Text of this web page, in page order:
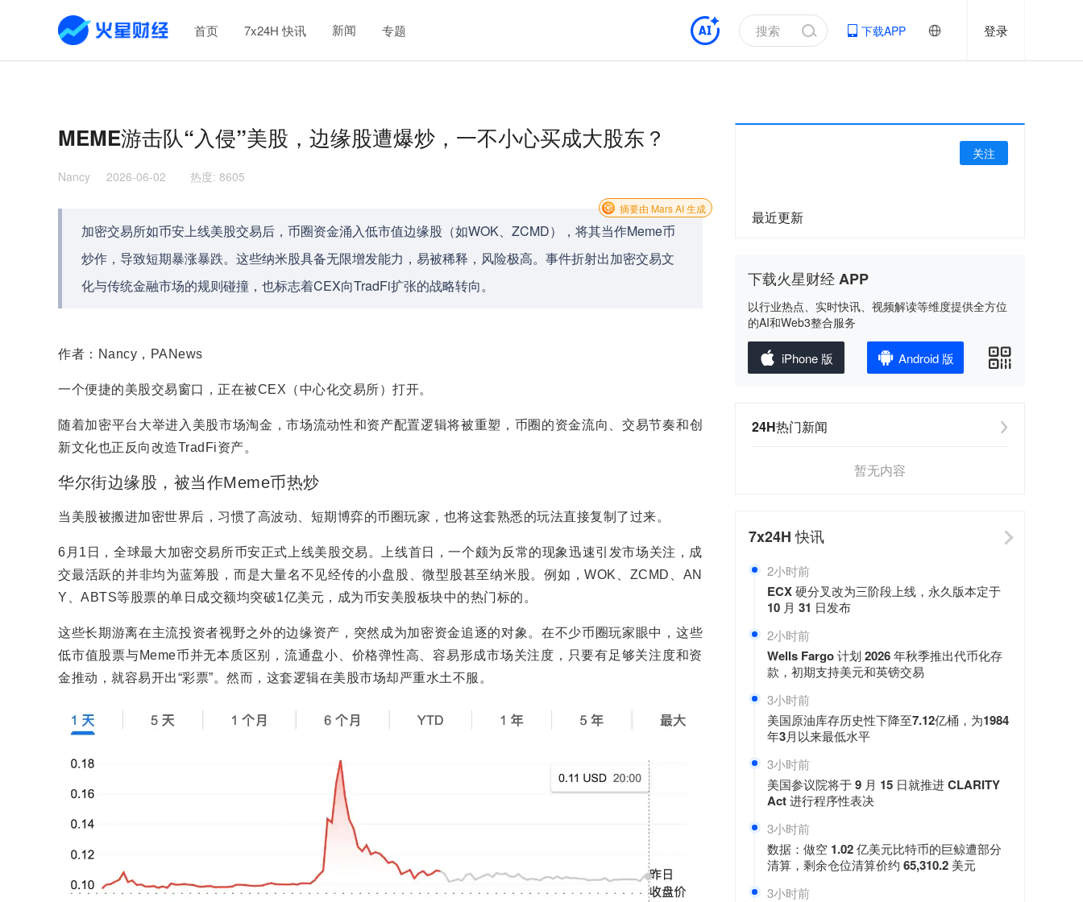
首页 7x24H 快讯 新闻 专题 下载APP 登录
MEME游击队“入侵”美股，边缘股遭爆炒，一不小心买成大股东？
Nancy 2026-06-02 热度: 8605
加密交易所如币安上线美股交易后，币圈资金涌入低市值边缘股（如WOK、ZCMD），将其当作Meme币
炒作，导致短期暴涨暴跌。这些纳米股具备无限增发能力，易被稀释，风险极高。事件折射出加密交易文
化与传统金融市场的规则碰撞，也标志着CEX向TradFi扩张的战略转向。
摘要由 Mars AI 生成
作者：Nancy，PANews
一个便捷的美股交易窗口，正在被CEX（中心化交易所）打开。
随着加密平台大举进入美股市场淘金，市场流动性和资产配置逻辑将被重塑，币圈的资金流向、交易节奏和创
新文化也正反向改造TradFi资产。
华尔街边缘股，被当作Meme币热炒
当美股被搬进加密世界后，习惯了高波动、短期博弈的币圈玩家，也将这套熟悉的玩法直接复制了过来。
6月1日，全球最大加密交易所币安正式上线美股交易。上线首日，一个颇为反常的现象迅速引发市场关注，成
交最活跃的并非均为蓝筹股，而是大量名不见经传的小盘股、微型股甚至纳米股。例如，WOK、ZCMD、AN
Y、ABTS等股票的单日成交额均突破1亿美元，成为币安美股板块中的热门标的。
这些长期游离在主流投资者视野之外的边缘资产，突然成为加密资金追逐的对象。在不少币圈玩家眼中，这些
低市值股票与Meme币并无本质区别，流通盘小、价格弹性高、容易形成市场关注度，只要有足够关注度和资
金推动，就容易开出“彩票”。然而，这套逻辑在美股市场却严重水土不服。
关注
最近更新
下载火星财经 APP
以行业热点、实时快讯、视频解读等维度提供全方位
的AI和Web3整合服务
iPhone 版 Android 版
24H热门新闻
暂无内容
7x24H快讯
2小时前
ECX 硬分叉改为三阶段上线，永久版本定于
10 月 31 日发布
2小时前
Wells Fargo 计划 2026 年秋季推出代币化存
款，初期支持美元和英镑交易
3小时前
美国原油库存历史性下降至7.12亿桶，为1984
年3月以来最低水平
3小时前
美国参议院将于 9 月 15 日就推进 CLARITY
Act 进行程序性表决
3小时前
数据：做空 1.02 亿美元比特币的巨鲸遭部分
清算，剩余仓位清算价约 65,310.2 美元
3小时前